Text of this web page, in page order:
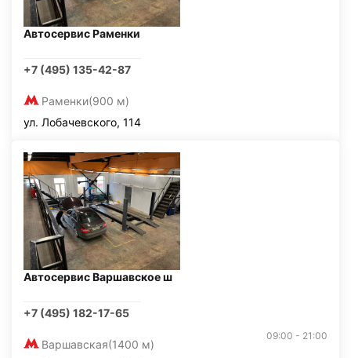
Автосервис Раменки
+7 (495) 135-42-87
Раменки(900 м)
ул. Лобачевского, 114
Автосервис Варшавское ш
+7 (495) 182-17-65
Варшавская(1400 м)
09:00 - 21:00